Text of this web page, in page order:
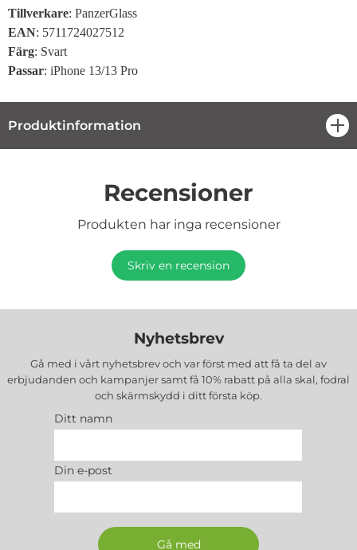
Tillverkare: PanzerGlass
EAN: 5711724027512
Färg: Svart
Passar: iPhone 13/13 Pro
Produktinformation
Recensioner
Produkten har inga recensioner
Skriv en recension
Nyhetsbrev
Gå med i vårt nyhetsbrev och var först med att få ta del av
erbjudanden och kampanjer samt få 10% rabatt på alla skal, fodral
och skärmskydd i ditt första köp.
Ditt namn
Din e-post